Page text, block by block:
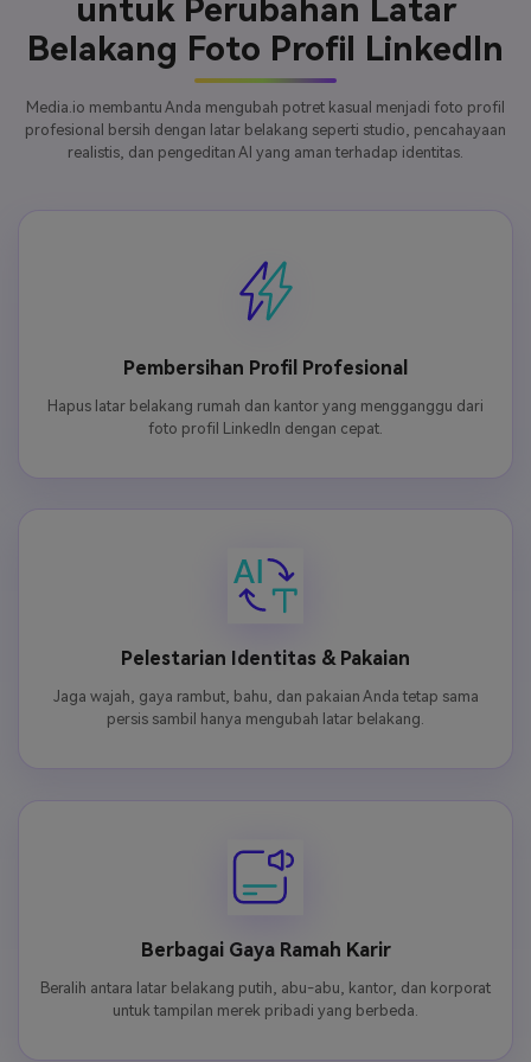
untuk Perubahan Latar
Belakang Foto Profil LinkedIn
Media.io membantu Anda mengubah potret kasual menjadi foto profil
profesional bersih dengan latar belakang seperti studio, pencahayaan
realistis, dan pengeditan AI yang aman terhadap identitas.
Pembersihan Profil Profesional
Hapus latar belakang rumah dan kantor yang mengganggu dari
foto profil LinkedIn dengan cepat.
Pelestarian Identitas & Pakaian
Jaga wajah, gaya rambut, bahu, dan pakaian Anda tetap sama
persis sambil hanya mengubah latar belakang.
Berbagai Gaya Ramah Karir
Beralih antara latar belakang putih, abu-abu, kantor, dan korporat
untuk tampilan merek pribadi yang berbeda.